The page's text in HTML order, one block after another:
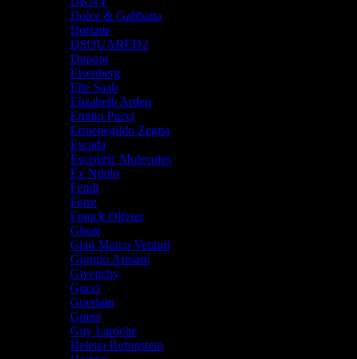
Dolce & Gabbana
Doriane
DSQUARED2
Dupont
Eisenberg
Elie Saab
Elizabeth Arden
Emilio Pucci
Ermenegildo Zegna
Escada
Escentric Molecules
Ex Nihilo
Fendi
Ferre
Franck Olivier
Ghost
Gian Marco Venturi
Giorgio Armani
Givenchy
Gucci
Guerlain
Guess
Guy Laroche
Helena Rubinstein